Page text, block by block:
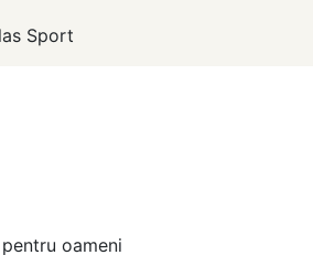
Sport